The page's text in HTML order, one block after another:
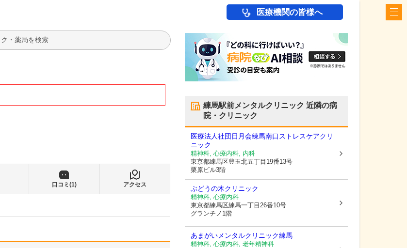
医療機関の皆様へ
検索
口コミ(1) アクセス
練馬駅前メンタルクリニック 近隣の病
院・クリニック
医療法人社団日月会練馬南口ストレスケアクリ
ニック
精神科, 心療内科, 内科
東京都練馬区豊玉北五丁目19番13号
栗原ビル3階
ぶどうの木クリニック
精神科, 心療内科
東京都練馬区練馬一丁目26番10号
グランチノ1階
あまがいメンタルクリニック練馬
精神科, 心療内科, 老年精神科